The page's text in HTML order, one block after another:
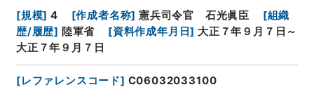
[規模] 4 [作成者名称] 憲兵司令官 石光眞臣 [組織
歴/履歴] 陸軍省 [資料作成年月日] 大正７年９月７日～
大正７年９月７日
[レファレンスコード] C06032033100